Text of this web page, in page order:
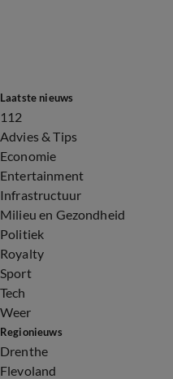
Laatste nieuws
112
Advies & Tips
Economie
Entertainment
Infrastructuur
Milieu en Gezondheid
Politiek
Royalty
Sport
Tech
Weer
Regionieuws
Drenthe
Flevoland